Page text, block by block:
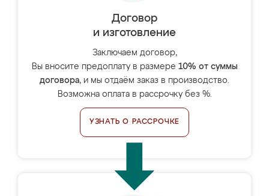
Договор
и изготовление
Заключаем договор,
Вы вносите предоплату в размере 10% от суммы
договора, и мы отдаём заказ в производство.
Возможна оплата в рассрочку без %.
УЗНАТЬ О РАССРОЧКЕ